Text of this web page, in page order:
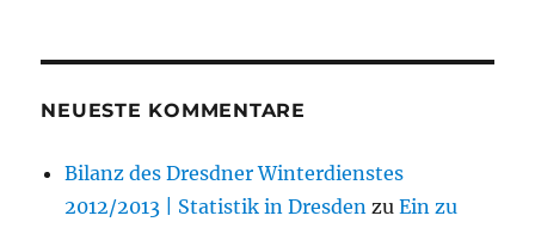
NEUESTE KOMMENTARE
Bilanz des Dresdner Winterdienstes
2012/2013 | Statistik in Dresden zuEin zu